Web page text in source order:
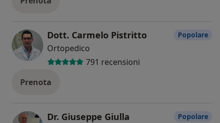
Dott. Carmelo Pistritto
Ortopedico
791 recensioni
Popolare
Prenota
Dr. Giuseppe Giulla Popolare